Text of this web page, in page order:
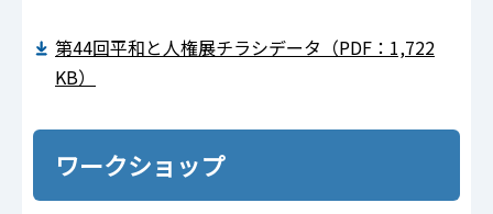
第44回平和と人権展チラシデータ（PDF：1,722
KB）
ワークショップ